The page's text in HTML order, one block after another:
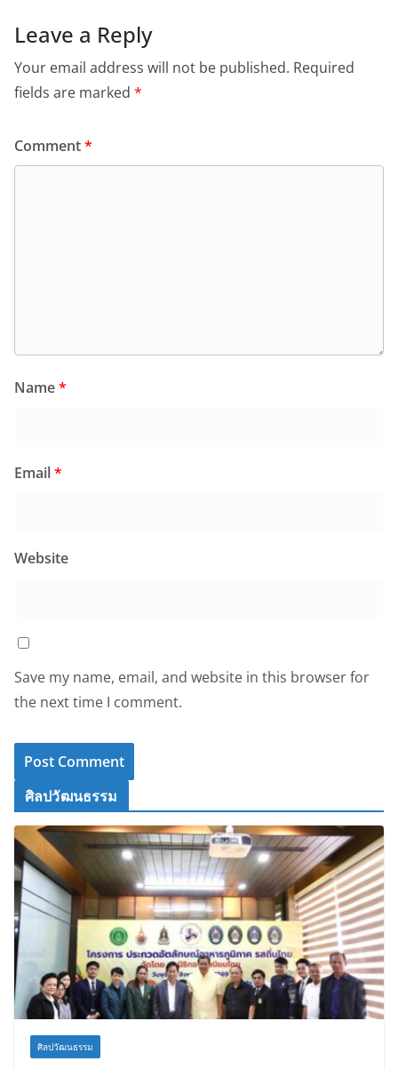
Leave a Reply
Your email address will not be published. Required
fields are marked *
Comment*
Name*
Email*
Website
Save my name, email, and website in this browser for
the next time I comment.
ศิลปวัฒนธรรม
ศิลปวัฒนธรรม